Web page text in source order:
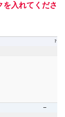
を入れてくださ